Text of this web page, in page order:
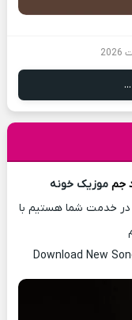
جم موزیک خونه
در خدمت شما هستیم با
Download New